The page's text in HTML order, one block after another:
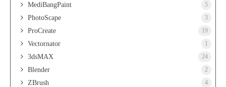
MediBangPaint 5
PhotoScape 3
ProCreate 19
Vectornator 1
3dsMAX 24
Blender 2
ZBrush 4